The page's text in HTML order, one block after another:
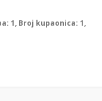
1, Broj kupaonica: 1,